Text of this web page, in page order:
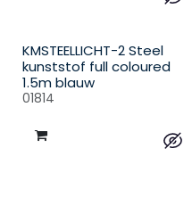
KMSTEELLICHT-2 Steel
kunststof full coloured
1.5m blauw
01814